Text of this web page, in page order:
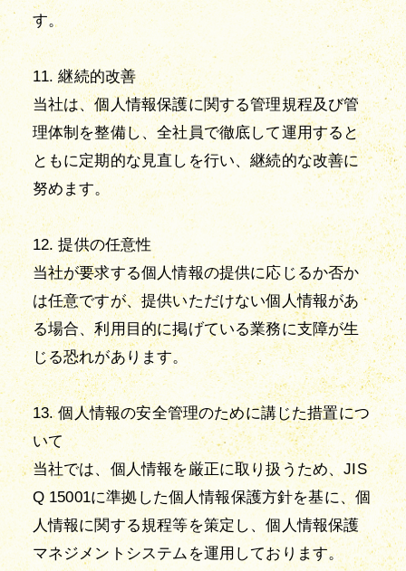
す。
11. 継続的改善
当社は、個人情報保護に関する管理規程及び管
理体制を整備し、全社員で徹底して運用すると
ともに定期的な見直しを行い、継続的な改善に
努めます。
12. 提供の任意性
当社が要求する個人情報の提供に応じるか否か
は任意ですが、提供いただけない個人情報があ
る場合、利用目的に掲げている業務に支障が生
じる恐れがあります。
13. 個人情報の安全管理のために講じた措置につ
いて
当社では、個人情報を厳正に取り扱うため、JIS
Q 15001に準拠した個人情報保護方針を基に、個
人情報に関する規程等を策定し、個人情報保護
マネジメントシステムを運用しております。